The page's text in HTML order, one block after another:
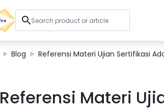
Blog Referensi Materi Ujian Sertifikasi
Referensi Materi